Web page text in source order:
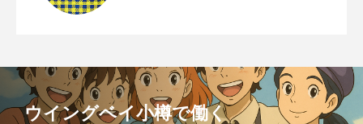
ウイングベイ小樽で働く